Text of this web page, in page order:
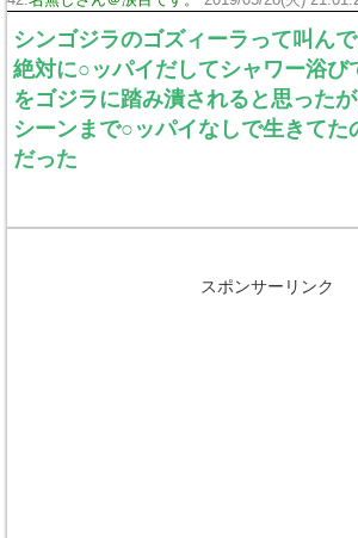
シンゴジラのゴズィーラって叫ん
絶対に○ッパイだしてシャワー浴び
をゴジラに踏み潰されると思った
シーンまで○ッパイなしで生きてた
だった
スポンサーリンク